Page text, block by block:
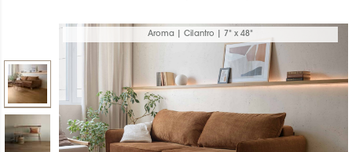
Aroma | Cilantro | 7" x 48"